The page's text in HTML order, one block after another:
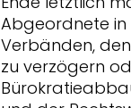
Abgeordnete in
Verbänden,
zu verzögern